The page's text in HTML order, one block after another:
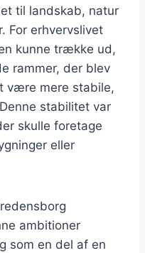
til landskab, natur
For erhvervslivet
kunne trække ud,
rammer, der blev
være mere stabile,
stabilitet var
skulle foretage
eller
ambitioner
som en del af en